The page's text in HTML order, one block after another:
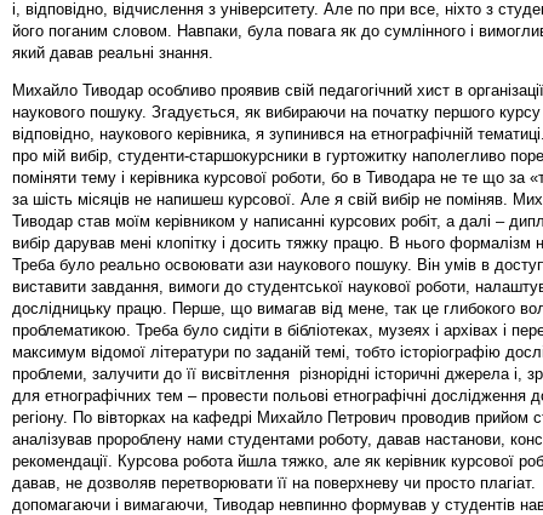
і, відповідно, відчислення з університету. Але по при все, ніхто з
його поганим словом. Навпаки, була повага як до сумлінного і
який давав реальні знання.
Михайло Тиводар особливо проявив свій педагогічний хист в
наукового пошуку. Згадується, як вибираючи на початку першого
відповідно, наукового керівника, я зупинився на етнографічній
про мій вибір, студенти-старшокурсники в гуртожитку наполегливо
поміняти тему і керівника курсової роботи, бо в Тиводара не те що за
за шість місяців не напишеш курсової. Але я свій вибір не поміняв.
Тиводар став моїм керівником у написанні курсових робіт, а далі –
вибір дарував мені клопітку і досить тяжку працю. В нього формалізм
Треба було реально освоювати ази наукового пошуку. Він умів в
виставити завдання, вимоги до студентської наукової роботи,
дослідницьку працю. Перше, що вимагав від мене, так це глибокого
проблематикою. Треба було сидіти в бібліотеках, музеях і архівах і
максимум відомої літератури по заданій темі, тобто історіографію
проблеми, залучити до її висвітлення різнорідні історичні джерела і,
для етнографічних тем – провести польові етнографічні дослідження
регіону. По вівторках на кафедрі Михайло Петрович проводив прийом
аналізував пророблену нами студентами роботу, давав настанови,
рекомендації. Курсова робота йшла тяжко, але як керівник курсової
давав, не дозволяв перетворювати її на поверхневу чи просто
допомагаючи і вимагаючи, Тиводар невпинно формував у студентів